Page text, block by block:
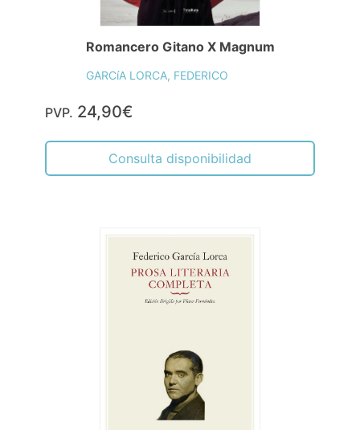
Romancero Gitano X Magnum
GARCíA LORCA, FEDERICO
PVP. 24,90€
Consulta disponibilidad